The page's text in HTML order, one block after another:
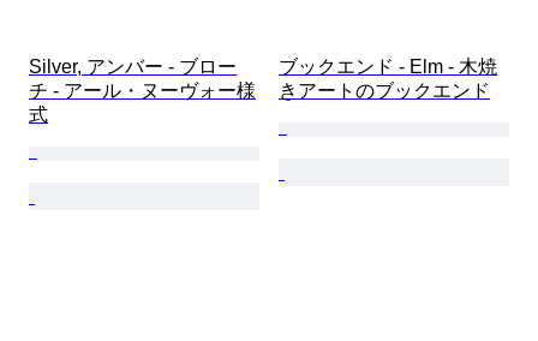
Silver, アンバー - ブロー
チ - アール・ヌーヴォー様
式
ブックエンド - Elm - 木焼
きアートのブックエンド